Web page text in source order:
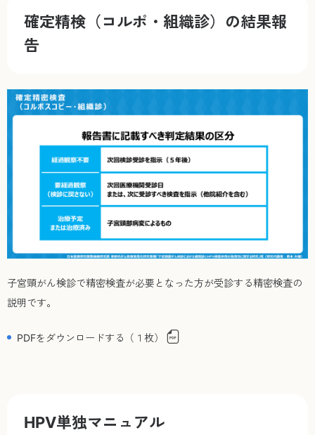
確定精検（コルポ・組織診）の結果報
告
子宮頸がん検診で精密検査が必要となった方が受診する精密検査の
説明です。
PDFをダウンロードする（１枚）
HPV単独マニュアル